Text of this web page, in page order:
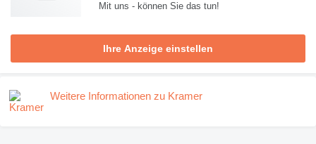
Mit uns - können Sie das tun!
Ihre Anzeige einstellen
Weitere Informationen zu Kramer